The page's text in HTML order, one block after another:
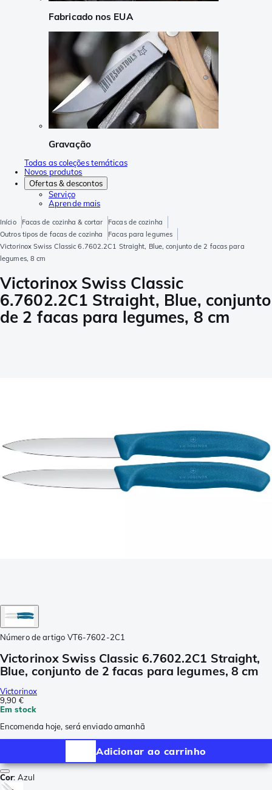
Fabricado nos EUA
Gravação
Todas as coleções temáticas
Novos produtos
Ofertas & descontos
Serviço
Aprende mais
Início Facas de cozinha & cortar
Facas de cozinha
Outros tipos de facas de cozinha
Facas para legumes
Victorinox Swiss Classic 6.7602.2C1 Straight, Blue, conjunto de 2 facas para
legumes, 8 cm
Victorinox Swiss Classic
6.7602.2C1 Straight, Blue, conjunto
de 2 facas para legumes, 8 cm
Número de artigo VT6-7602-2C1
Victorinox Swiss Classic 6.7602.2C1 Straight,
Blue, conjunto de 2 facas para legumes, 8 cm
Victorinox
9,90 €
Em stock
Encomenda hoje, será enviado amanhã
Adicionar ao carrinho
Cor: Azul